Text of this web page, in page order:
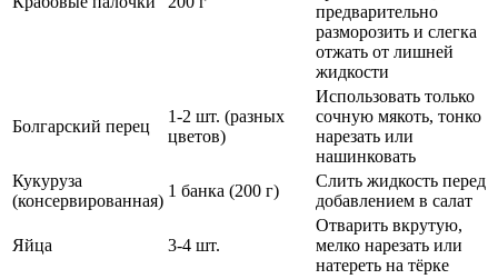
предварительно
разморозить и слегка
отжать от лишней
жидкости
Болгарский перец
1-2 шт. (разных
цветов)
Использовать только
сочную мякоть, тонко
нарезать или
нашинковать
Кукуруза
(консервированная)
1 банка (200 г)
Слить жидкость перед
добавлением в салат
Яйца 3-4 шт.
Отварить вкрутую,
мелко нарезать или
натереть на тёрке